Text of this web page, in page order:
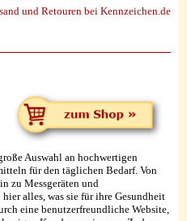
und Retouren bei Kennzeichen.de
Auswahl an hochwertigen
für den täglichen Bedarf. Von
zu Messgeräten und
alles, was sie für ihre Gesundheit
eine benutzerfreundliche Website,